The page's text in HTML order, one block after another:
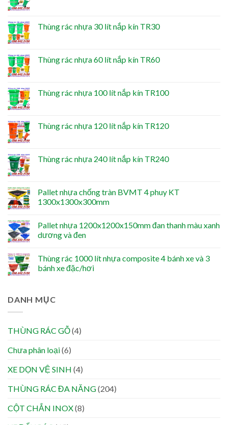
Thùng rác nhựa 30 lít nắp kín TR30
Thùng rác nhựa 60 lít nắp kín TR60
Thùng rác nhựa 100 lít nắp kín TR100
Thùng rác nhựa 120 lít nắp kín TR120
Thùng rác nhựa 240 lít nắp kín TR240
Pallet nhựa chống tràn BVMT 4 phuy KT
1300x1300x300mm
Pallet nhựa 1200x1200x150mm đan thanh màu xanh
dương và đen
Thùng rác 1000 lít nhựa composite 4 bánh xe và 3
bánh xe đặc/hơi
DANH MỤC
THÙNG RÁC GỖ(4)
Chưa phân loại(6)
XE DỌN VỆ SINH (4)
THÙNG RÁC ĐA NĂNG(204)
CỘT CHẮN INOX(8)